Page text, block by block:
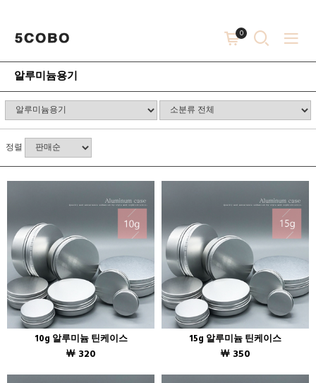
0
알루미늄용기
정렬
10g 알루미늄 틴케이스
￦ 320
15g 알루미늄 틴케이스
￦ 350